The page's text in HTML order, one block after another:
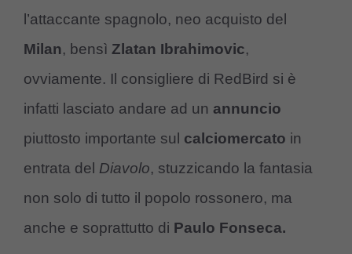
l’attaccante spagnolo, neo acquisto del
Milan, bensì Zlatan Ibrahimovic,
ovviamente. Il consigliere di RedBird si è
infatti lasciato andare ad un annuncio
piuttosto importante sul calciomercato in
entrata del Diavolo, stuzzicando la fantasia
non solo di tutto il popolo rossonero, ma
anche e soprattutto di Paulo Fonseca.